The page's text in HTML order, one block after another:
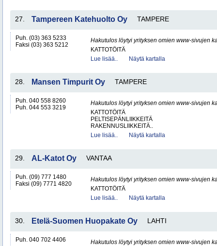
27. Tampereen Katehuolto Oy TAMPERE
Puh. (03) 363 5233
Faksi (03) 363 5212
Hakutulos löytyi yrityksen omien www-sivujen
KATTOTÖITÄ
Lue lisää..
Näytä kartalla
28. Mansen Timpurit Oy TAMPERE
Puh. 040 558 8260
Puh. 044 553 3219
Hakutulos löytyi yrityksen omien www-sivujen
KATTOTÖITÄ
PELTISEPÄNLIIKKEITÄ
RAKENNUSLIIKKEITÄ..
Lue lisää..
Näytä kartalla
29. AL-Katot Oy VANTAA
Puh. (09) 777 1480
Faksi (09) 7771 4820
Hakutulos löytyi yrityksen omien www-sivujen
KATTOTÖITÄ
Lue lisää..
Näytä kartalla
30. Etelä-Suomen Huopakate Oy LAHTI
Puh. 040 702 4406
Hakutulos löytyi yrityksen omien www-sivujen